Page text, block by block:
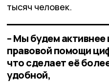
тысяч человек.
– Мы будем активнее
правовой помощи
что сделает её
удобной,